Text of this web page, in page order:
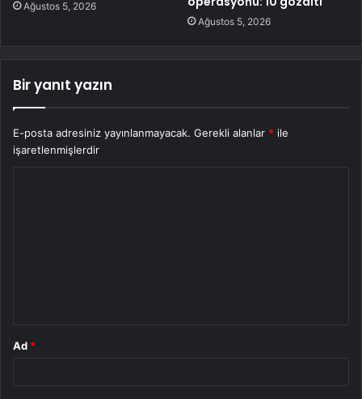
Ağustos 5, 2026
Ağustos 5, 2026
Bir yanıt yazın
E-posta adresiniz yayınlanmayacak. Gerekli alanlar * ile
işaretlenmişlerdir
Ad *